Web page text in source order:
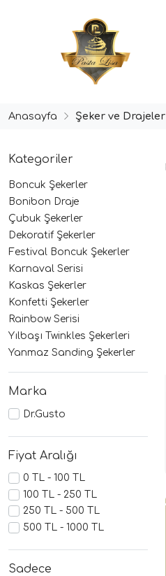
Anasayfa Şeker ve Drajeler
Kategoriler
Boncuk Şekerler
Bonibon Draje
Çubuk Şekerler
Dekoratif Şekerler
Festival Boncuk Şekerler
Karnaval Serisi
Kaskas Şekerler
Konfetti Şekerler
Rainbow Serisi
Yılbaşı Twinkles Şekerleri
Yanmaz Sanding Şekerler
Marka
Dr.Gusto
Fiyat Aralığı
0 TL - 100 TL
100 TL - 250 TL
250 TL - 500 TL
500 TL - 1000 TL
Sadece